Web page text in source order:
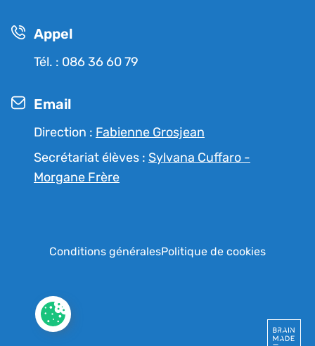
Appel
Tél. : 086 36 60 79
Email
Direction : Fabienne Grosjean
Secrétariat élèves : Sylvana Cuffaro -
Morgane Frère
RGPD
Conditions généralesPolitique de cookies